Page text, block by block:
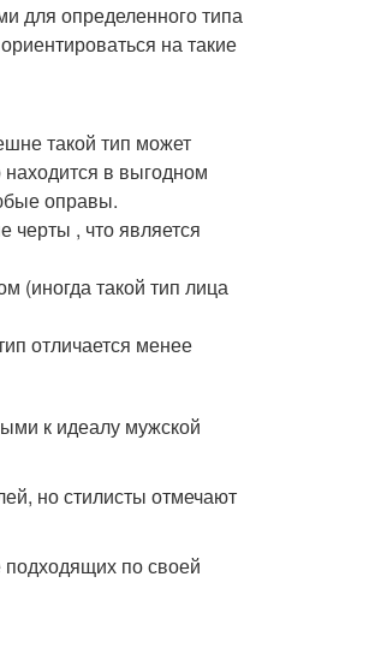
для определенного типа
на такие
такой тип может
находится в выгодном
оправы.
, что является
(иногда такой тип лица
отличается менее
к идеалу мужской
но стилисты отмечают
по своей